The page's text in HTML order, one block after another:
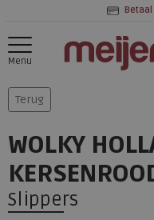
Menu
Terug
WOLKY
Slippers